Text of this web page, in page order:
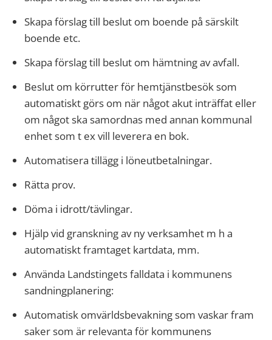
Skapa förslag till beslut om boende på särskilt
boende etc.
Skapa förslag till beslut om hämtning av avfall.
Beslut om körrutter för hemtjänstbesök som
automatiskt görs om när något akut inträffat eller
om något ska samordnas med annan kommunal
enhet som t ex vill leverera en bok.
Automatisera tillägg i löneutbetalningar.
Rätta prov.
Döma i idrott/tävlingar.
Hjälp vid granskning av ny verksamhet m h a
automatiskt framtaget kartdata, mm.
Använda Landstingets falldata i kommunens
sandningplanering:
Automatisk omvärldsbevakning som vaskar fram
saker som är relevanta för kommunens